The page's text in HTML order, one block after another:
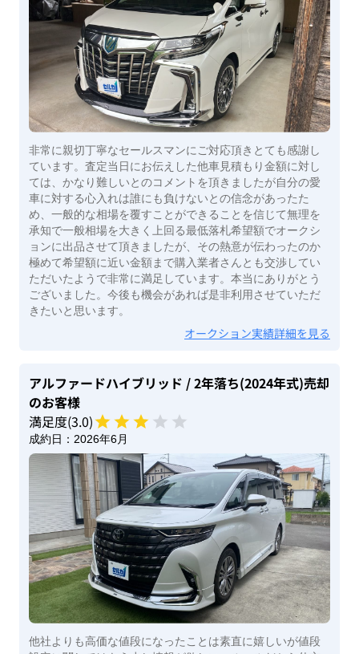
非常に親切丁寧なセールスマンにご対応頂きとても感謝し
ています。査定当日にお伝えした他車見積もり金額に対し
ては、かなり難しいとのコメントを頂きましたが自分の愛
車に対する心入れは誰にも負けないとの信念があったた
め、一般的な相場を覆すことができることを信じて無理を
承知で一般相場を大きく上回る最低落札希望額でオークシ
ョンに出品させて頂きましたが、その熱意が伝わったのか
極めて希望額に近い金額まで購入業者さんとも交渉してい
ただいたようで非常に満足しています。本当にありがとう
ございました。今後も機会があれば是非利用させていただ
きたいと思います。
オークション実績詳細を見る
アルファードハイブリッド / 2年落ち(2024年式)売却
のお客様
満足度(3.0)
成約日： 2026年6月
他社よりも高価な値段になったことは素直に嬉しいが値段